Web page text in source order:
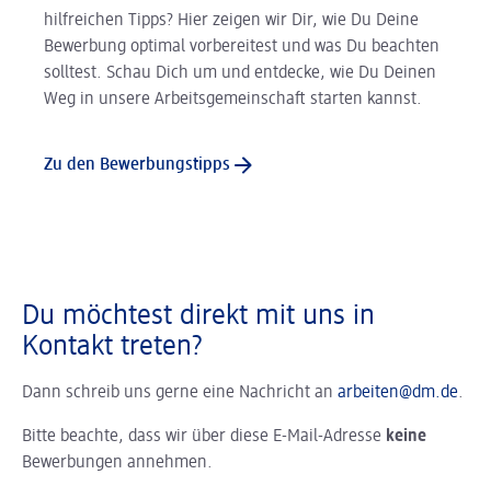
hilfreichen Tipps? Hier zeigen wir Dir, wie Du Deine
Bewerbung optimal vorbereitest und was Du beachten
solltest. Schau Dich um und entdecke, wie Du Deinen
Weg in unsere Arbeitsgemeinschaft starten kannst.
Zu den Bewerbungstipps
Du möchtest direkt mit uns in
Kontakt treten?
Dann schreib uns gerne eine Nachricht an arbeiten@dm.de.
Bitte beachte, dass wir über diese E-Mail-Adresse keine
Bewerbungen annehmen.